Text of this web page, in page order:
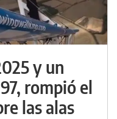
y un
rompió el
las alas